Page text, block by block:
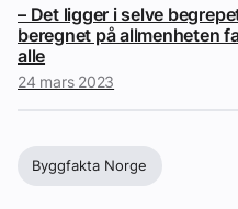
– Det ligger i selve
beregnet på allmenheten
alle
24 mars 2023
Byggfakta Norge